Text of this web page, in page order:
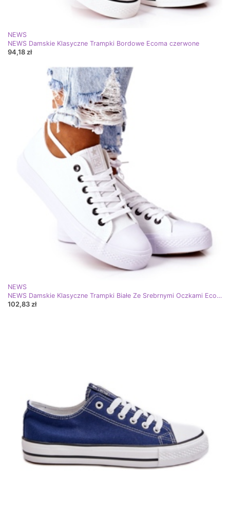
NEWS
NEWS Damskie Klasyczne Trampki Bordowe Ecoma czerwone
94,18 zł
NEWS
NEWS Damskie Klasyczne Trampki Białe Ze Srebrnymi Oczkami Ecoma
102,83 zł